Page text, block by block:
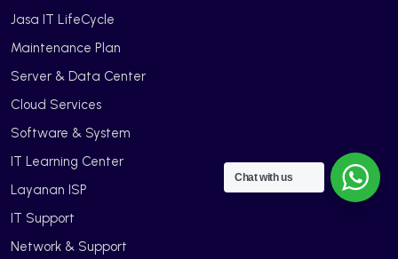
Jasa IT LifeCycle
Maintenance Plan
Server & Data Center
Cloud Services
Software & System
IT Learning Center
Layanan ISP
IT Support
Network & Support
Chat with us